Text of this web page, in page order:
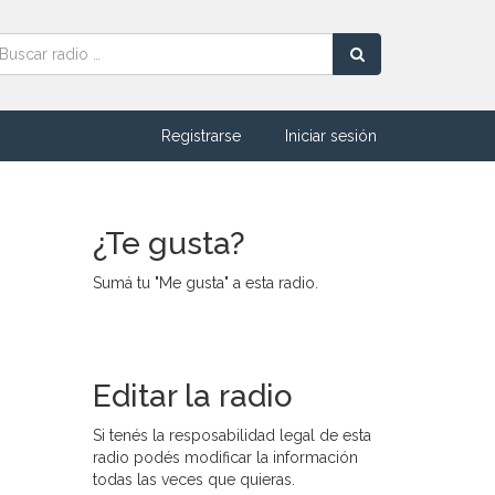
Registrarse Iniciar sesión
¿Te gusta?
Sumá tu "Me gusta" a esta radio.
Editar la radio
Si tenés la resposabilidad legal de esta
radio podés modificar la información
todas las veces que quieras.